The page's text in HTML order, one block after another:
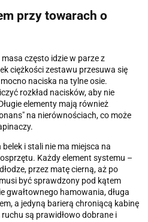
przy towarach o
często idzie w parze z
ciężkości zestawu przesuwa się
naciska na tylne osie.
rozkład nacisków, aby nie
elementy mają również
na nierównościach, co może
i stali nie ma miejsca na
Każdy element systemu –
przez matę cierną, aż po
być sprawdzony pod kątem
gwałtownego hamowania, długa
a jedyną barierą chroniącą kabinę
są prawidłowo dobrane i